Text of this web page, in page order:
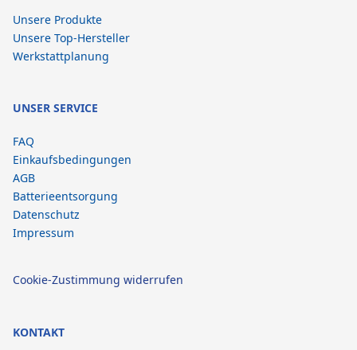
Unsere Produkte
Unsere Top-Hersteller
Werkstattplanung
UNSER SERVICE
FAQ
Einkaufsbedingungen
AGB
Batterieentsorgung
Datenschutz
Impressum
Cookie-Zustimmung widerrufen
KONTAKT